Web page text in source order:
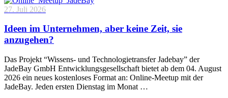
27. Juli 2026
Ideen im Unternehmen, aber keine Zeit, sie
anzugehen?
Das Projekt “Wissens- und Technologietransfer Jadebay” der
JadeBay GmbH Entwicklungsgesellschaft bietet ab dem 04. August
2026 ein neues kostenloses Format an: Online-Meetup mit der
JadeBay. Jeden ersten Dienstag im Monat …